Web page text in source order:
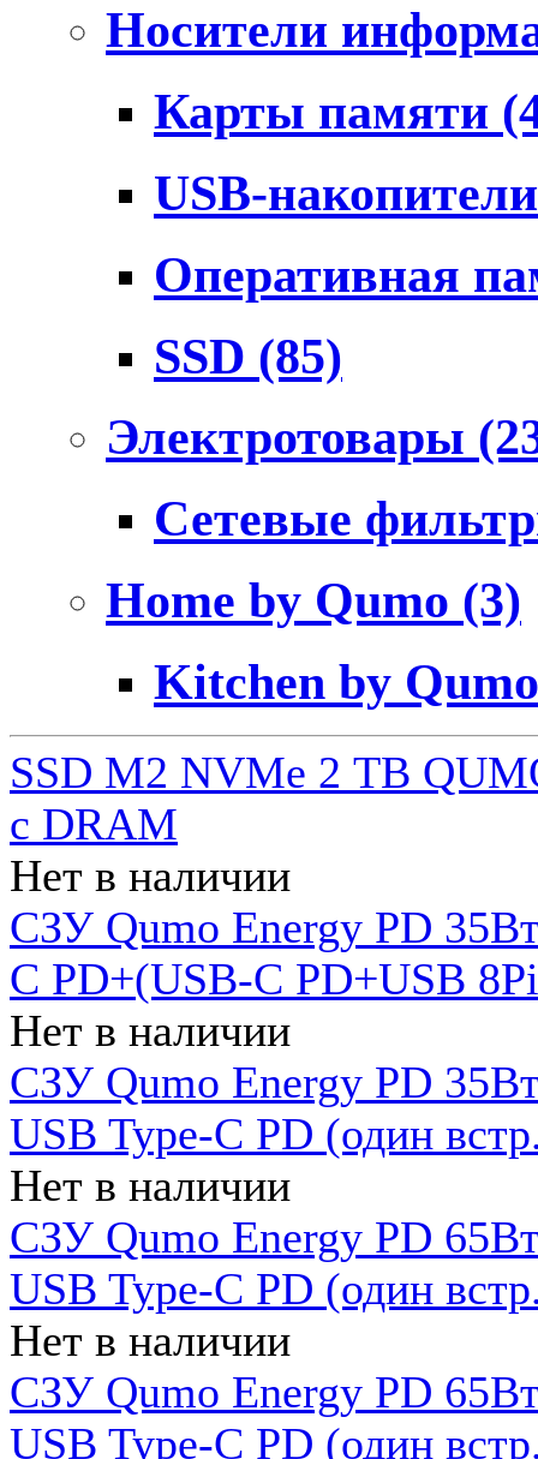
Носители
Карты памяти
USB-
Оперативная
SSD (85)
Электротовары
Сетевые
Home by Qumo (3)
Kitchen by
SSD M2 NVMe 2 ТB
c DRAM
Нет в наличии
СЗУ Qumo Energy PD
C PD+(USB-C PD+USB
Нет в наличии
СЗУ Qumo Energy PD
USB Type-C PD (один
Нет в наличии
СЗУ Qumo Energy PD
USB Type-C PD (один
Нет в наличии
СЗУ Qumo Energy PD
USB Type-C PD (один